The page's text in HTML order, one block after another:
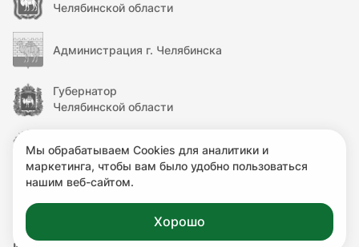
Челябинской области
Администрация г. Челябинска
Губернатор
Челябинской области
Челябинской области
Министерство культуры
Российской Федерации
Мы обрабатываем Cookies для аналитики и
маркетинга, чтобы вам было удобно пользоваться
нашим веб-сайтом.
Хорошо